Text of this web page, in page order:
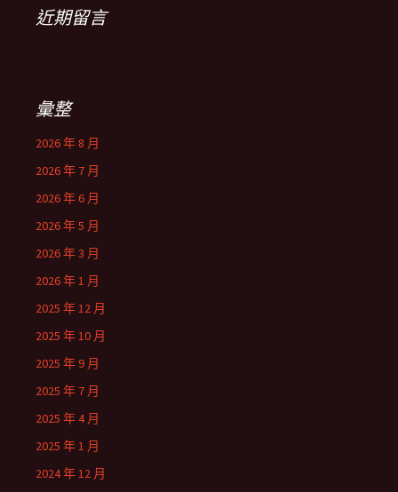
近期留言
彙整
2026 年 8 月
2026 年 7 月
2026 年 6 月
2026 年 5 月
2026 年 3 月
2026 年 1 月
2025 年 12 月
2025 年 10 月
2025 年 9 月
2025 年 7 月
2025 年 4 月
2025 年 1 月
2024 年 12 月